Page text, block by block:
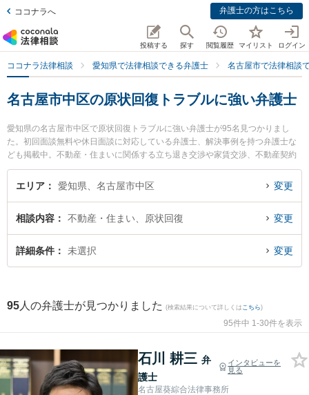
ココナラへ 弁護士の方はこちら
投稿する 探す 閲覧履歴 マイリスト ログイン
ココナラ法律相談 愛知県で法律相談できる弁護士 名古屋市で法律相談
名古屋市中区の原状回復トラブルに強い弁護士
愛知県の名古屋市中区で原状回復トラブルに強い弁護士が95名見つかりまし
た。初回面談無料や休日面談に対応している弁護士、解決事例を持つ弁護士な
ども掲載中。不動産・住まいに関係する立ち退き交渉や家賃交渉、不動産契約
解除等の細かな分野での絞り込み検索もでき便利です。特に名古屋葵綜合法律
事務所の石川 耕三弁護士や冨田・島岡法律事務所の加藤 信弁護士、尾崎・山路
トラブルを今すぐに弁護士に相談したい』『原状回復トラブルのトラブル解決
の実績豊富な近くの弁護士を検索したい』『初回相談無料で原状回復トラブル
を法律相談できる名古屋市中区内の弁護士に相談予約したい』などでお困りの
エリア 愛知県、名古屋市中区 変更
相談内容 不動産・住まい、原状回復 変更
詳細条件 未選択 変更
95 人の弁護士が見つかりました (検索結果について詳しくは こちら)
95件中 1-30件を表示
石川 耕三 弁
護士
インタビューを
見る
名古屋葵綜合法律事務所